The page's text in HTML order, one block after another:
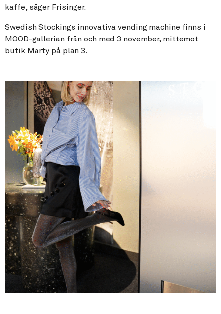
kaffe, säger Frisinger.
Swedish Stockings innovativa vending machine finns i
MOOD-gallerian från och med 3 november, mittemot
butik Marty på plan 3.